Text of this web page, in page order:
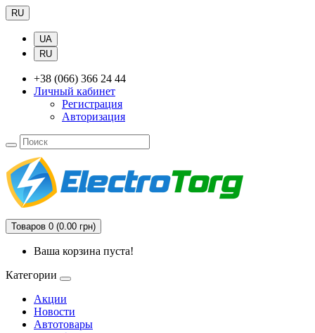
RU
UA
RU
+38 (066) 366 24 44
Личный кабинет
Регистрация
Авторизация
Товаров 0 (0.00 грн)
Ваша корзина пуста!
Категории
Акции
Новости
Автотовары